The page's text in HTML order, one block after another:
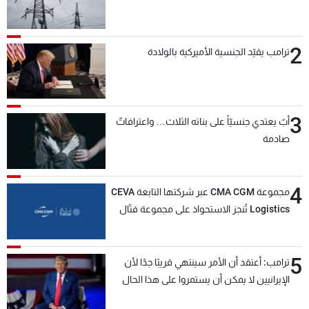
2ترامب يقيّد الجنسية الأميركية بالولادة
3أبٌ يعتدي جنسيّاً على بناته الثلاث… واعترافاتٌ
صادمة
4
مجموعة CMA CGM عبر شركتها التابعة CEVA
Logistics تُنجز الاستحواذ على مجموعة فتّال
5ترامب: أعتقد أن الأمر سينتهي قريبًا جدًا لأن
الإيرانيين لا يمكن أن يستمروا على هذا الحال